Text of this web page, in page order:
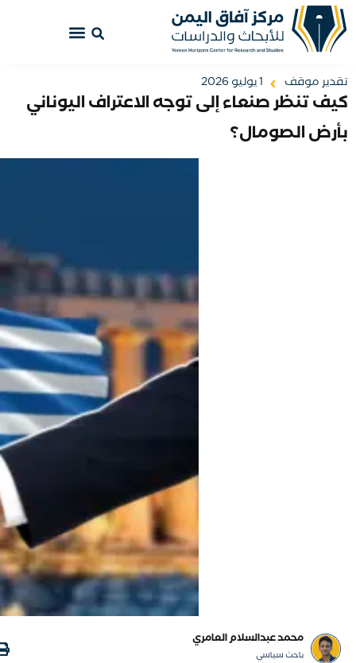
تقدير موقف 1 يوليو 2026
كيف تنظر صنعاء إلى توجه الاعتراف اليوناني
بأرض الصومال؟
محمد عبدالسلام العامري
باحث سياسي